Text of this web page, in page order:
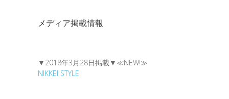
メディア掲載情報
▼2018年3月28日掲載▼≪NEW!≫
NIKKEI STYLE